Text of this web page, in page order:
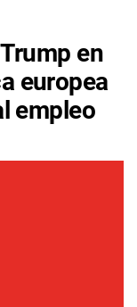
en
europea
empleo